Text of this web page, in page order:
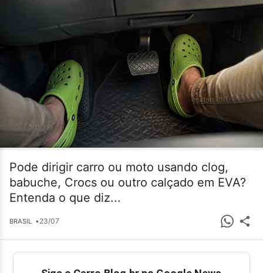
Pode dirigir carro ou moto usando clog,
babuche, Crocs ou outro calçado em EVA?
Entenda o que diz...
BRASIL •23/07